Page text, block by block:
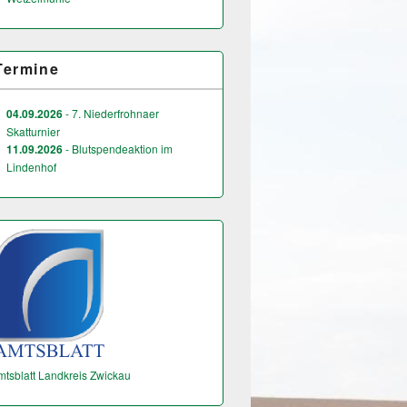
04.09.2026- 7. Niederfrohnaer
Skatturnier
11.09.2026- Blutspendeaktion im
Lindenhof
Landkreis Zwickau